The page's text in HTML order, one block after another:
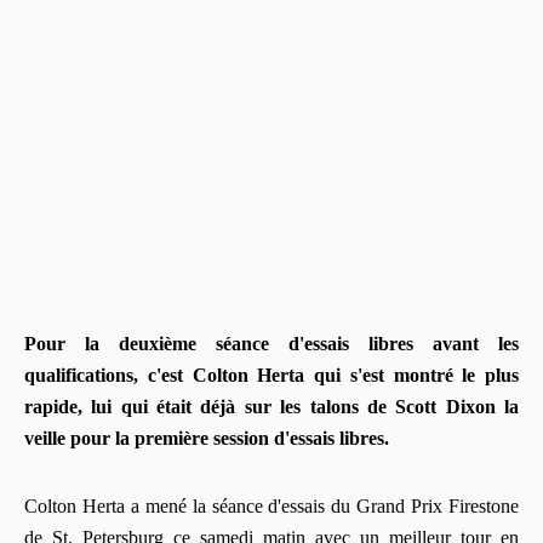
Pour la deuxième séance d'essais libres avant les
qualifications, c'est Colton Herta qui s'est montré le plus
rapide, lui qui était déjà sur les talons de Scott Dixon la
veille pour la première session d'essais libres.
Colton Herta a mené la séance d'essais du Grand Prix Firestone
de St. Petersburg ce samedi matin avec un meilleur tour en